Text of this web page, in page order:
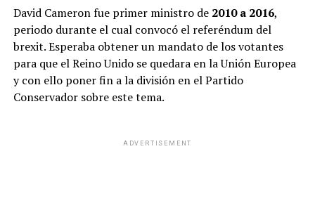
David Cameron fue primer ministro de 2010 a 2016,
periodo durante el cual convocó el referéndum del
brexit. Esperaba obtener un mandato de los votantes
para que el Reino Unido se quedara en la Unión Europea
y con ello poner fin a la división en el Partido
Conservador sobre este tema.
ADVERTISEMENT